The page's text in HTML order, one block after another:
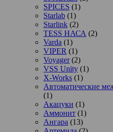
SPICES (1)
Starlab (1)
Starlink (2)
TESS НАСА (2)
Varda (1)
VIPER (1)
Voyager(2)
VSS Unity (1)
X-Works (1)
Автоматические
(1)
Акацуки (1)
Аммонит (1)
Ангара (13)